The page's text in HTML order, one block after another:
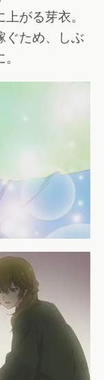
がる芽衣。
ぐため、しぶ